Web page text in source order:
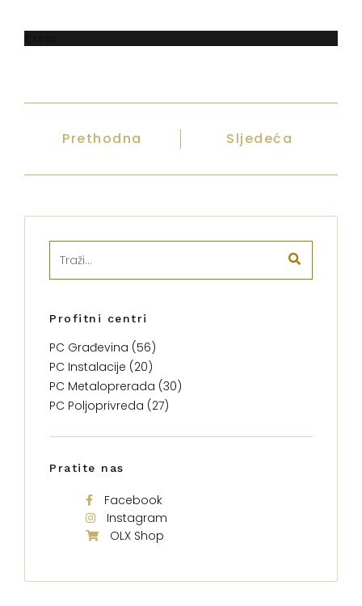
Prethodna Sljedeća
Profitni centri
PC Građevina (56)
PC Instalacije (20)
PC Metaloprerada (30)
PC Poljoprivreda (27)
Pratite nas
Facebook
Instagram
OLX Shop